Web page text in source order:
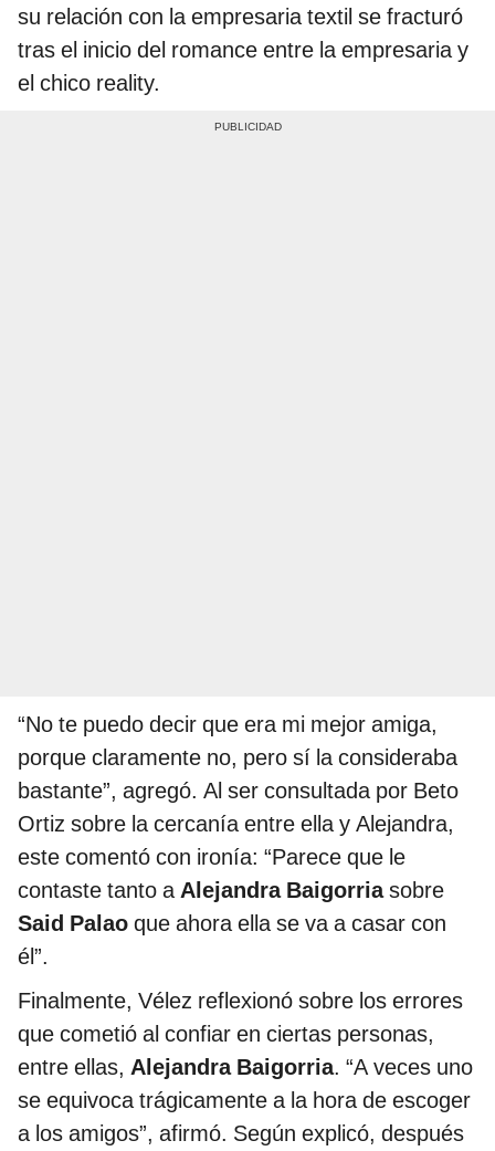
su relación con la empresaria textil se fracturó
tras el inicio del romance entre la empresaria y
el chico reality.
“No te puedo decir que era mi mejor amiga,
porque claramente no, pero sí la consideraba
bastante”, agregó. Al ser consultada por Beto
Ortiz sobre la cercanía entre ella y Alejandra,
este comentó con ironía: “Parece que le
contaste tanto aAlejandra Baigorriasobre
Said Palao que ahora ella se va a casar con
él”.
Finalmente, Vélez reflexionó sobre los errores
que cometió al confiar en ciertas personas,
entre ellas, Alejandra Baigorria. “A veces uno
se equivoca trágicamente a la hora de escoger
a los amigos”, afirmó. Según explicó, después